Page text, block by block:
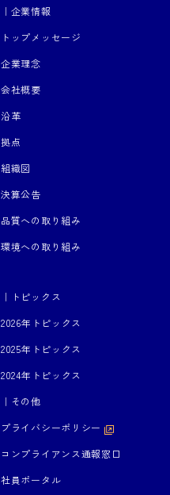
｜企業情報
トップメッセージ
企業理念
会社概要
沿革
拠点
組織図
決算公告
品質への取り組み
環境への取り組み
｜トピックス
2026年トピックス
2025年トピックス
2024年トピックス
｜その他
プライバシーポリシー
コンプライアンス通報窓口
社員ポータル